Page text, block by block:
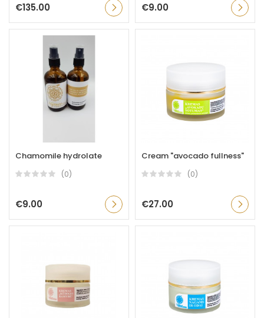
€135.00 €9.00
Chamomile hydrolate
(0)
€9.00
Cream "avocado fullness"
(0)
€27.00